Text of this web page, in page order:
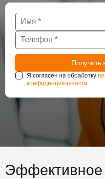
Я согласен на обработку
конфиденциальности
Эффективное